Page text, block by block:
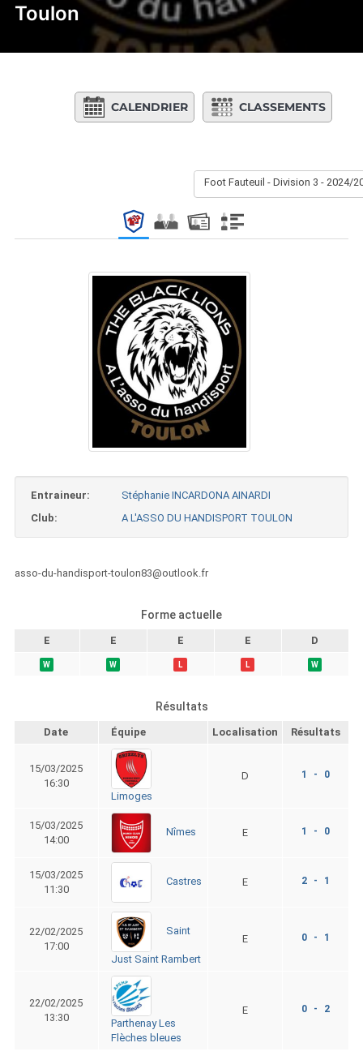
Toulon
CALENDRIER CLASSEMENTS
Foot Fauteuil - Division 3 - 2024/
Entraineur:
Stéphanie INCARDONA AINARDI
Club:
A L'ASSO DU HANDISPORT TOULON
asso-du-handisport-toulon83@outlook.fr
Forme actuelle
E E E E D
W W L L W
Résultats
Date Équipe Localisation Résultats
15/03/2025
16:30
Limoges
D 1 - 0
15/03/2025
14:00
Nîmes E 1 - 0
15/03/2025
11:30
Castres E 2 - 1
22/02/2025
17:00
Saint
Just Saint Rambert
E 0 - 1
22/02/2025
13:30
Parthenay Les
Flèches bleues
E 0 - 2